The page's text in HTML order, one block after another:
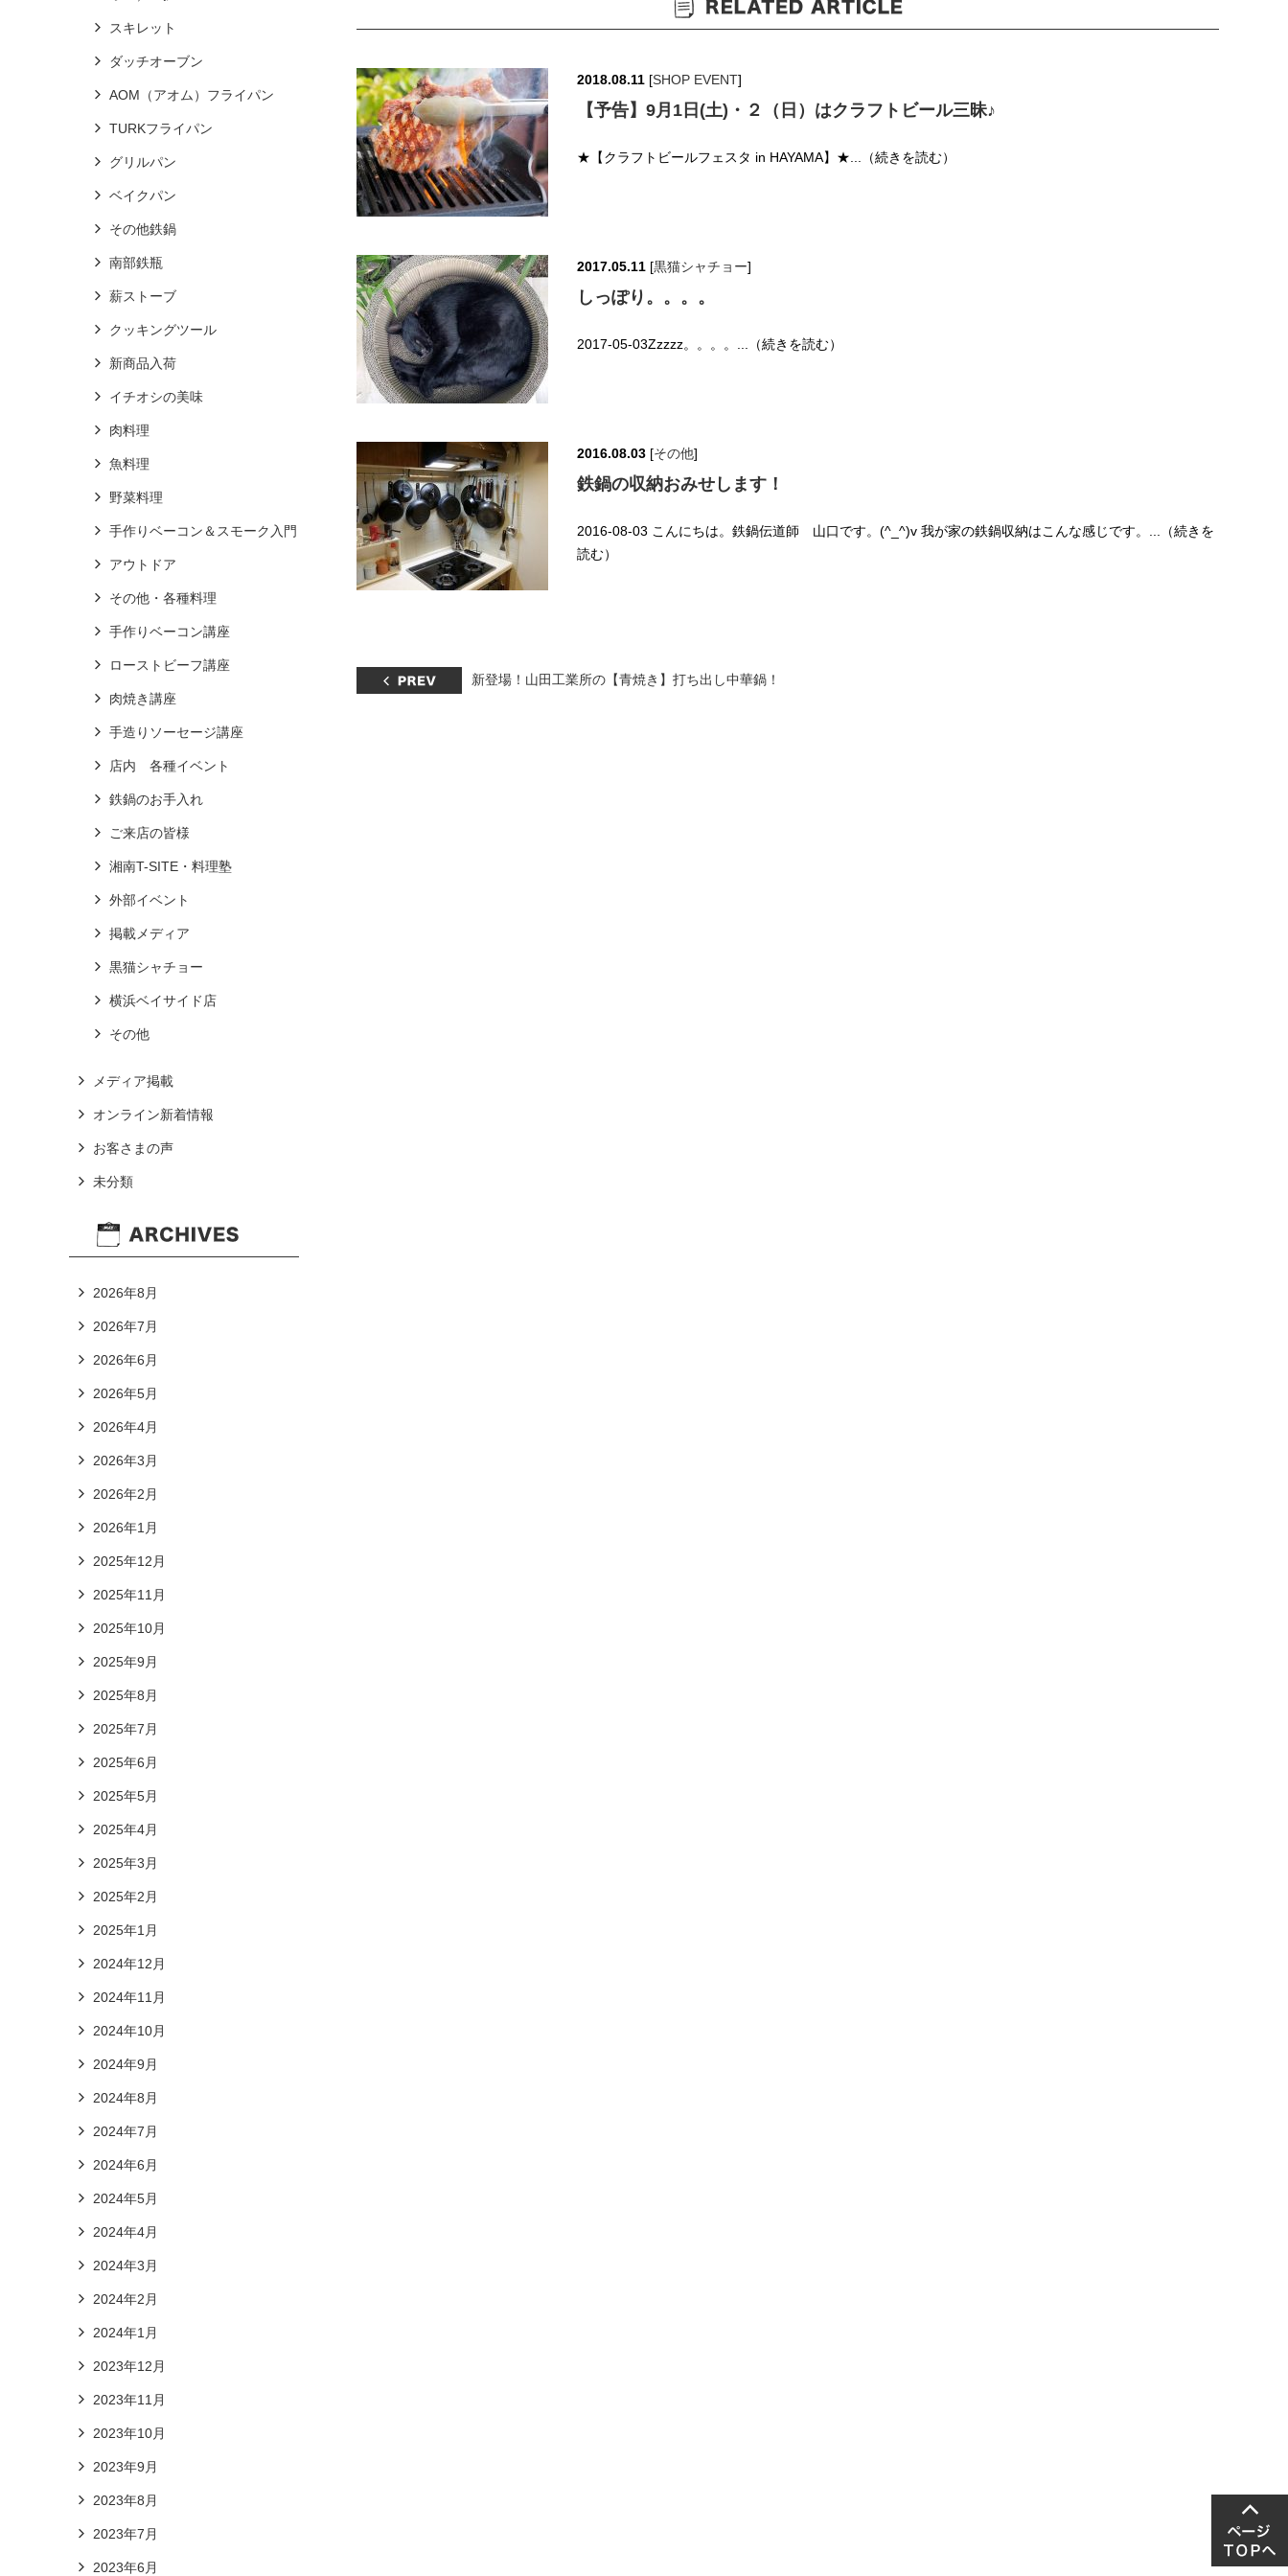
2018.08.11 [SHOP EVENT]
【予告】9月1日(土)・２（日）はクラフトビール三昧♪
★【クラフトビールフェスタ in HAYAMA】★...（続きを読む）
2017.05.11 [黒猫シャチョー]
しっぽり。。。。
2017-05-03Zzzzz。。。。...（続きを読む）
2016.08.03 [その他]
鉄鍋の収納おみせします！
2016-08-03 こんにちは。鉄鍋伝道師 山口です。(^_^)v 我が家の鉄鍋収納はこんな感じです。...（続きを
読む）
新登場！山田工業所の【青焼き】打ち出し中華鍋！
スキレット
ダッチオーブン
AOM（アオム）フライパン
TURKフライパン
グリルパン
ベイクパン
その他鉄鍋
南部鉄瓶
薪ストーブ
クッキングツール
新商品入荷
イチオシの美味
肉料理
魚料理
野菜料理
手作りベーコン＆スモーク入門
アウトドア
その他・各種料理
手作りベーコン講座
ローストビーフ講座
肉焼き講座
手造りソーセージ講座
店内 各種イベント
鉄鍋のお手入れ
ご来店の皆様
湘南T-SITE・料理塾
外部イベント
掲載メディア
黒猫シャチョー
横浜ベイサイド店
その他
メディア掲載
オンライン新着情報
お客さまの声
未分類
2026年8月
2026年7月
2026年6月
2026年5月
2026年4月
2026年3月
2026年2月
2026年1月
2025年12月
2025年11月
2025年10月
2025年9月
2025年8月
2025年7月
2025年6月
2025年5月
2025年4月
2025年3月
2025年2月
2025年1月
2024年12月
2024年11月
2024年10月
2024年9月
2024年8月
2024年7月
2024年6月
2024年5月
2024年4月
2024年3月
2024年2月
2024年1月
2023年12月
2023年11月
2023年10月
2023年9月
2023年8月
2023年7月
2023年6月